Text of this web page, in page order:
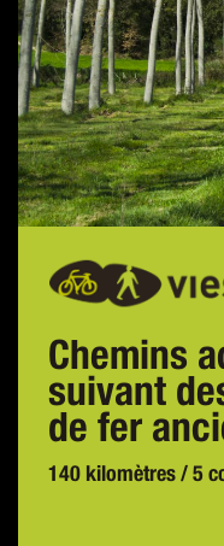
Chemins
suivant
de fer
140 kilomètres / 5